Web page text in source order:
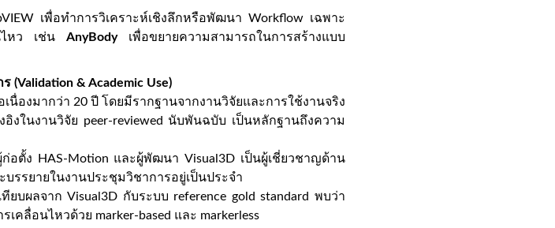
เพื่อทำการวิเคราะห์เชิงลึกหรือพัฒนา Workflow เฉพาะ
ไหว เช่น AnyBodyเพื่อขยายความสามารถในการสร้างแบบ
(Validation & Academic Use)
องมากว่า 20 ปี โดยมีรากฐานจากงานวิจัยและการใช้งานจริง
ในงานวิจัย peer-reviewed นับพันฉบับ เป็นหลักฐานถึงความ
ก่อตั้ง HAS-Motion และผู้พัฒนา Visual3D เป็นผู้เชี่ยวชาญด้าน
รรยายในงานประชุมวิชาการอยู่เป็นประจำ
ยบผลจาก Visual3D กับระบบ reference gold standard พบว่า
คลื่อนไหวด้วย marker-based และ markerless